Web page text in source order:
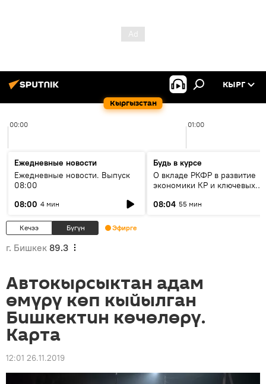
Кыргызстан
КЫРГ
00:00 01:00
Ежедневные новости
Ежедневные новости. Выпуск
08:00
08:00 4 мин
Будь в курсе
О вкладе РКФР в развитие
экономики КР и ключевых
08:04 55 мин
Кечээ Бүгүн Эфирге
г. Бишкек 89.3
Автокырсыктан адам
өмүрү көп кыйылган
Бишкектин көчөлөрү.
Карта
12:01 26.11.2019